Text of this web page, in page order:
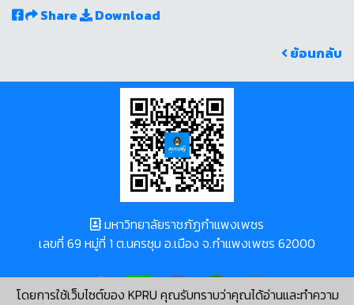
Share
Download
ย้อนกลับ
โดยการใช้เว็บไซต์ของ KPRU คุณรับทราบว่าคุณได้อ่านและทำความ
มหาวิทยาลัยราชภัฏกำแพงเพชร
เลขที่ 69 หมู่ที่ 1 ต.นครชุม อ.เมือง จ.กำแพงเพชร 62000